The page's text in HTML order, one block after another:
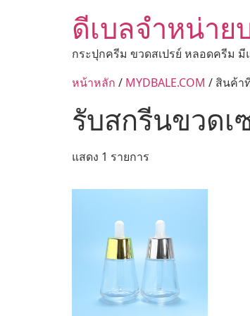
ดีเบลจำหน่าย
กระปุกครีม ขวดสเปรย์ หลอดครีม มี
หน้าหลัก / MYDBALE.COM / สินค้า
รับสกรีนขวดเ
แสดง 1 รายการ